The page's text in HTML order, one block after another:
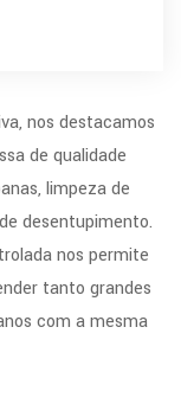
nos destacamos
de qualidade
limpeza de
desentupimento.
nos permite
tanto grandes
com a mesma